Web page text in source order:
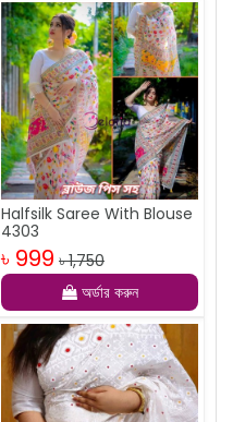
Halfsilk Saree With Blouse
4303
৳ 999 ৳ 1,750
অর্ডার করুন